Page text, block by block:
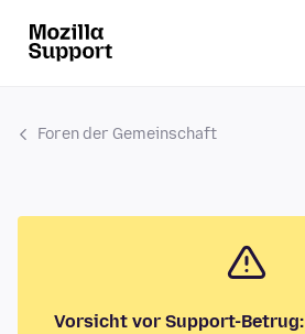
Foren der Gemeinschaft
Vorsicht vor Support-Betrug: